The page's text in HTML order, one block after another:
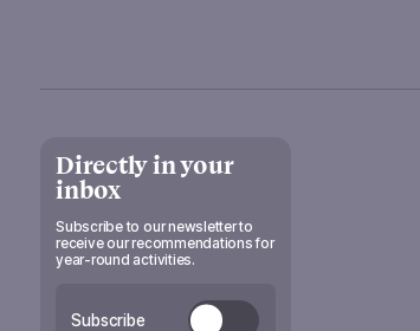
Directly in your
inbox
Subscribe to our newsletter to
receive our recommendations for
year-round activities.
Subscribe